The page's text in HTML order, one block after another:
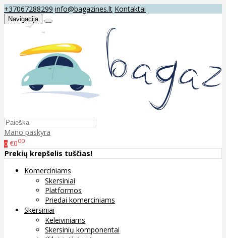
+37067288299 info@bagazines.lt Kontaktai
Navigacija
Mano paskyra
0 €000
Prekių krepšelis tuščias!
Komerciniams
Skersiniai
Platformos
Priedai komerciniams
Skersiniai
Keleiviniams
Skersinių komponentai